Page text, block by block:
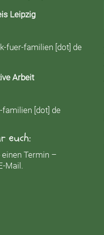
Leipzig
fuer-familien [dot] de
Arbeit
[dot] de
euch:
Termin –
Mail.